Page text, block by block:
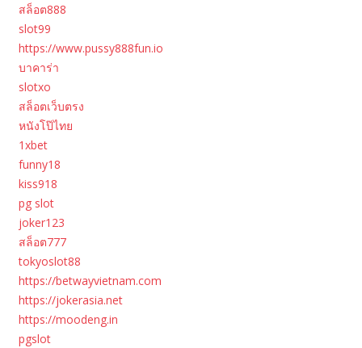
สล็อต888
slot99
https://www.pussy888fun.io
บาคาร่า
slotxo
สล็อตเว็บตรง
หนังโป๊ไทย
1xbet
funny18
kiss918
pg slot
joker123
สล็อต777
tokyoslot88
https://betwayvietnam.com
https://jokerasia.net
https://moodeng.in
pgslot